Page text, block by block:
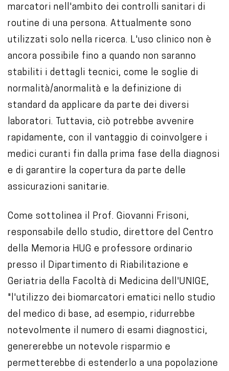
marcatori nell'ambito dei controlli sanitari di
routine di una persona. Attualmente sono
utilizzati solo nella ricerca. L'uso clinico non è
ancora possibile fino a quando non saranno
stabiliti i dettagli tecnici, come le soglie di
normalità/anormalità e la definizione di
standard da applicare da parte dei diversi
laboratori. Tuttavia, ciò potrebbe avvenire
rapidamente, con il vantaggio di coinvolgere i
medici curanti fin dalla prima fase della diagnosi
e di garantire la copertura da parte delle
assicurazioni sanitarie.
Come sottolinea il Prof. Giovanni Frisoni,
responsabile dello studio, direttore del Centro
della Memoria HUG e professore ordinario
presso il Dipartimento di Riabilitazione e
Geriatria della Facoltà di Medicina dell'UNIGE,
"l'utilizzo dei biomarcatori ematici nello studio
del medico di base, ad esempio, ridurrebbe
notevolmente il numero di esami diagnostici,
genererebbe un notevole risparmio e
permetterebbe di estenderlo a una popolazione